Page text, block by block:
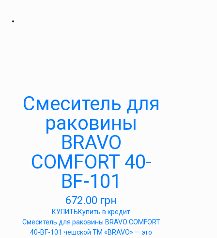
Cмеситель для
раковины
BRAVO
COMFORT 40-
BF-101
672.00 грн
КУПИТЬКупить в кредит
Cмеситель для раковины BRAVO COMFORT
40-BF-101 чешской ТМ «BRAVO» — это